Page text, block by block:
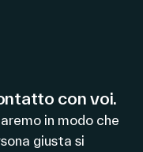
con voi.
in modo che
giusta si